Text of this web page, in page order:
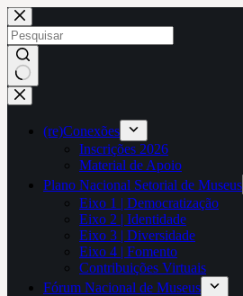
Pular
para
o
conteúdo
Sem
resultados
(re)Conexões
Inscrições 2026
Material de Apoio
Plano Nacional Setorial de Museus
Eixo 1 | Democratização
Eixo 2 | Identidade
Eixo 3 | Diversidade
Eixo 4 | Fomento
Contribuições Virtuais
Fórum Nacional de Museus